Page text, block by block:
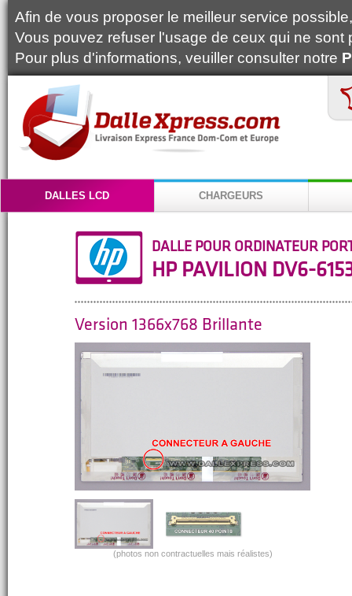
Afin de vous proposer le meilleur service
Vous pouvez refuser l'usage de ceux qui ne
Pour plus d'informations, veuiller consulter notre
DALLES LCD CHARGEURS
DALLE POUR ORDINATEUR
HP PAVILION DV6-
Version 1366x768 Brillante
(photos non contractuelles mais réalistes)